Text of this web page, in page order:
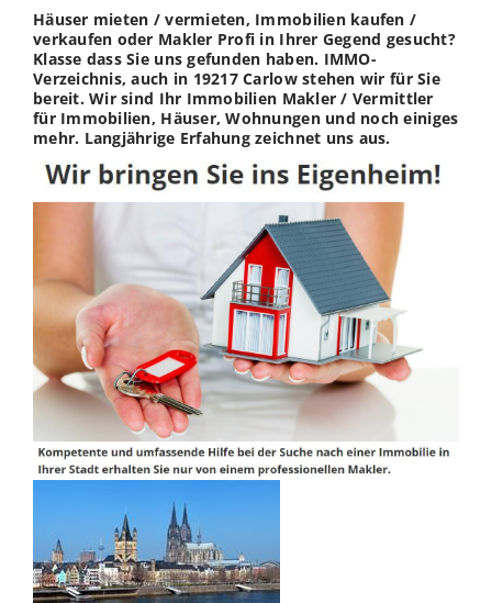
Häuser mieten / vermieten, Immobilien kaufen /
verkaufen oder Makler Profi in Ihrer Gegend gesucht?
Klasse dass Sie uns gefunden haben. IMMO-
Verzeichnis, auch in 19217 Carlow stehen wir für Sie
bereit. Wir sind Ihr Immobilien Makler / Vermittler
für Immobilien, Häuser, Wohnungen und noch einiges
mehr. Langjährige Erfahung zeichnet uns aus.